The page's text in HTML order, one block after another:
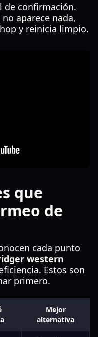
de confirmación.
aparece nada,
y reinicia limpio.
que
de
cada punto
western
Estos son
primero.
Mejor
alternativa